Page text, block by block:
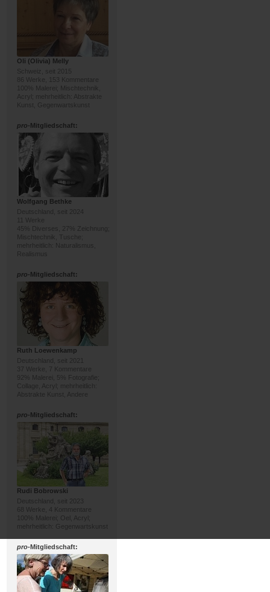
Oli (Olivia) Melly
Schweiz, seit 2015
86 Werke, 153 Kommentare
100% Malerei; Mischtechnik,
Acryl; mehrheitlich: Abstrakte
Kunst, Gegenwartskunst
pro-Mitgliedschaft:
Wolfgang Bethke
Deutschland, seit 2024
11 Werke
45% Diverses, 27% Zeichnung;
Mischtechnik, Tusche;
mehrheitlich: Naturalismus,
Realismus
pro-Mitgliedschaft:
Ruth Loewenkamp
Deutschland, seit 2021
37 Werke, 7 Kommentare
92% Malerei, 5% Fotografie;
Collage, Acryl; mehrheitlich:
Abstrakte Kunst, Andere
pro-Mitgliedschaft:
Rudi Bobrowski
Deutschland, seit 2023
68 Werke, 4 Kommentare
100% Malerei; Oel, Acryl;
mehrheitlich: Gegenwartskunst
pro-Mitgliedschaft: